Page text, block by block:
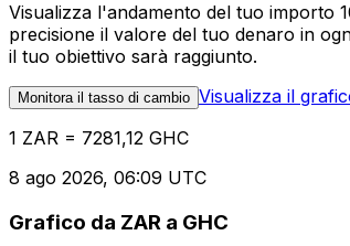
Visualizza l'andamento del tuo importo
precisione il valore del tuo denaro in
il tuo obiettivo sarà raggiunto.
Monitora il tasso di cambio Visualizza il
1 ZAR = 7281,12 GHC
8 ago 2026, 06:09 UTC
Grafico da ZAR a GHC